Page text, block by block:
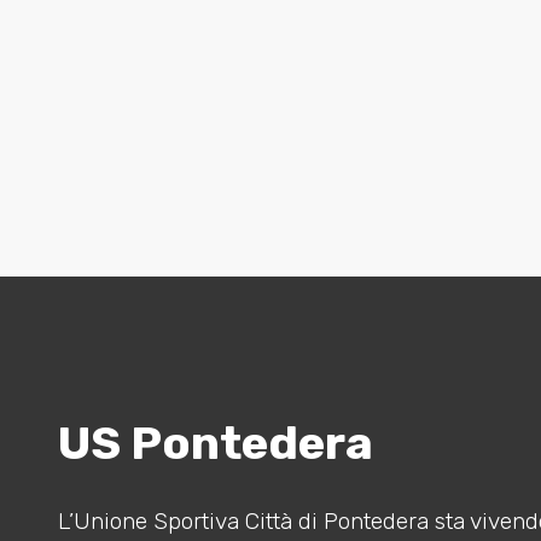
US Pontedera
L’Unione Sportiva Città di Pontedera sta